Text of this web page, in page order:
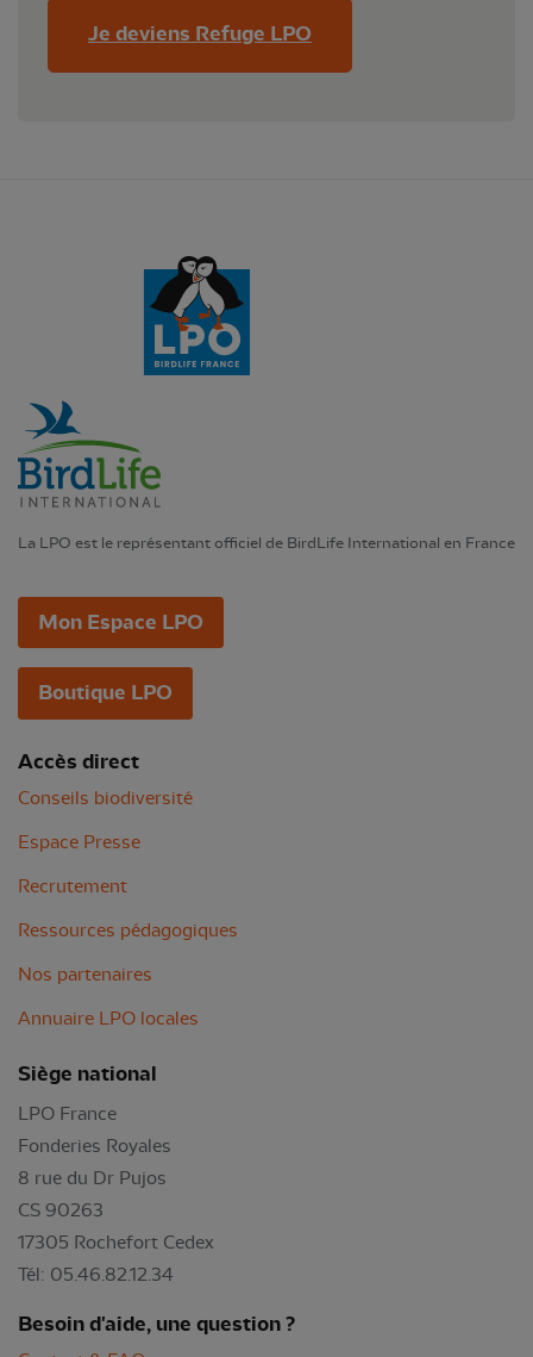
Je deviens Refuge LPO
La LPO est le représentant officiel de BirdLife International en France
Mon Espace LPO
Boutique LPO
Accès direct
Conseils biodiversité
Espace Presse
Recrutement
Ressources pédagogiques
Nos partenaires
Annuaire LPO locales
Siège national
LPO France
Fonderies Royales
8 rue du Dr Pujos
CS 90263
17305 Rochefort Cedex
Tél: 05.46.82.12.34
Besoin d'aide, une question ?